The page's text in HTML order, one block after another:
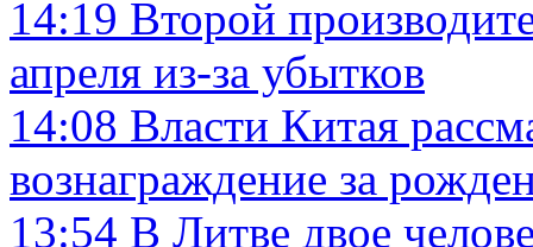
14:19 Второй
апреля из-за убытков
14:08 Власти Китая
вознаграждение за
13:54 В Литве двое